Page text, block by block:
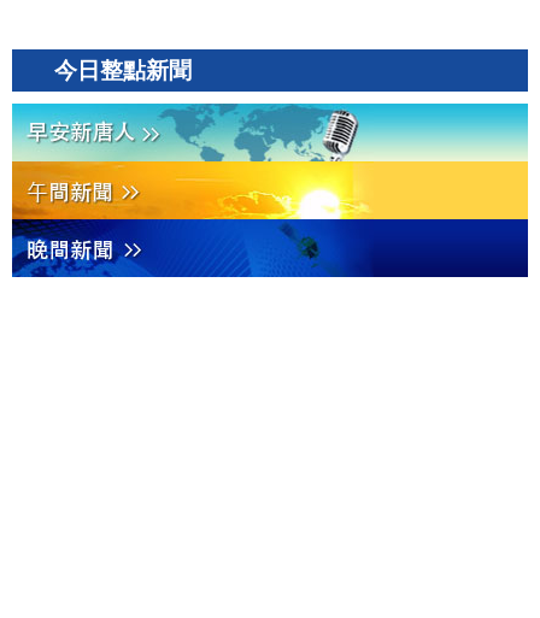
今日整點新聞